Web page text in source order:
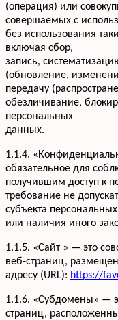
(операция) или
совершаемых с
без использования
включая сбор,
запись,
(обновление,
передачу
обезличивание,
персональных
данных.
1.1.4.
обязательное для
получившим доступ к
требование не
субъекта
или наличия иного
1.1.5. «Сайт » — это
веб-страниц,
адресу (URL): https://
1.1.6. «Субдомены» —
страниц,